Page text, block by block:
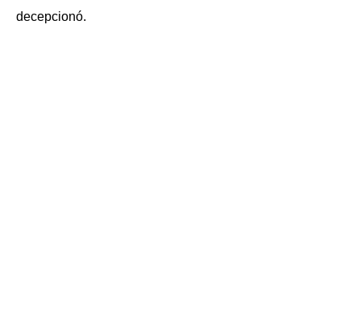
decepcionó.